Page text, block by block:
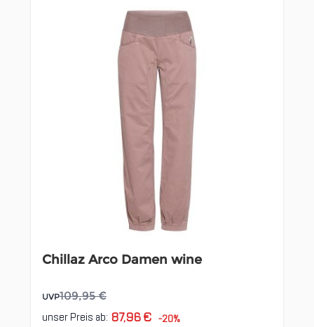
Chillaz Arco Damen wine
UVP109,95 €
unser Preis ab: 87,96 € -20%